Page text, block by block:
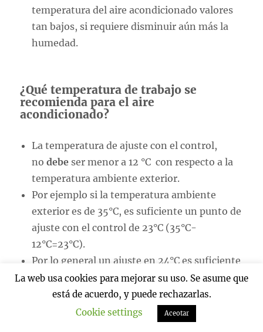
temperatura del aire acondicionado valores
tan bajos, si requiere disminuir aún más la
humedad.
¿Qué temperatura de trabajo se
recomienda para el aire
acondicionado?
La temperatura de ajuste con el control,
nodebe ser menor a 12 °C con respecto a la
temperatura ambiente exterior.
Por ejemplo si la temperatura ambiente
exterior es de 35°C, es suficiente un punto de
ajuste con el control de 23°C (35°C-
12°C=23°C).
Por lo general un ajuste en 24°C es suficiente
para buen confort, y ahorro energético
aceptable.
La web usa cookies para mejorar su uso. Se asume que
está de acuerdo, y puede rechazarlas.
Cookie settings
Aceotar